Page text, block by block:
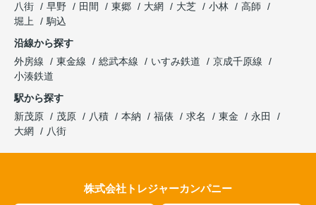
八街
早野 田間 東郷 大網 大芝 小林
高師
堀上
駒込
沿線から探す
外房線
東金線 総武本線 いすみ鉄道
京成千原線
小湊鉄道
駅から探す
新茂原
茂原 八積 本納 福俵 求名 東金
永田
大網
八街
株式会社トレジャーカンパニー